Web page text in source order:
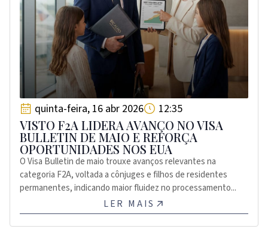
quinta-feira, 16 abr 2026 12:35
VISTO F2A LIDERA AVANÇO NO VISA
BULLETIN DE MAIO E REFORÇA
OPORTUNIDADES NOS EUA
O Visa Bulletin de maio trouxe avanços relevantes na
categoria F2A, voltada a cônjuges e filhos de residentes
permanentes, indicando maior fluidez no processamento...
LER MAIS